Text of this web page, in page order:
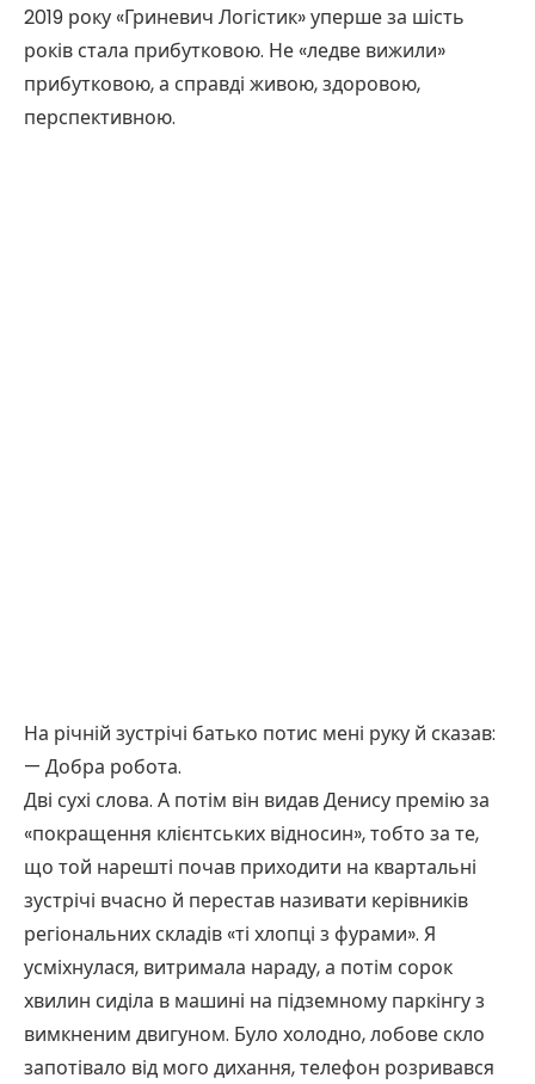
2019 року «Гриневич Логістик» уперше за шість
років стала прибутковою. Не «ледве вижили»
прибутковою, а справді живою, здоровою,
перспективною.
На річній зустрічі батько потис мені руку й сказав:
— Добра робота.
Дві сухі слова. А потім він видав Денису премію за
«покращення клієнтських відносин», тобто за те,
що той нарешті почав приходити на квартальні
зустрічі вчасно й перестав називати керівників
регіональних складів «ті хлопці з фурами». Я
усміхнулася, витримала нараду, а потім сорок
хвилин сиділа в машині на підземному паркінгу з
вимкненим двигуном. Було холодно, лобове скло
запотівало від мого дихання, телефон розривався